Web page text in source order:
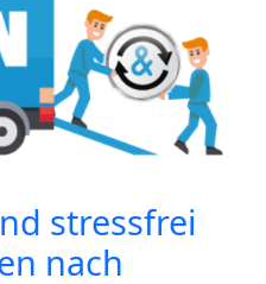
stressfrei
nach